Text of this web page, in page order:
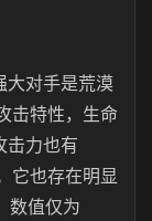
大对手是荒漠
击特性，生命
击力也有
它也存在明显
数值仅为